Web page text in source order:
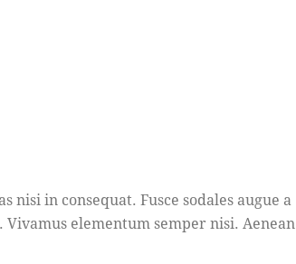
nisi in consequat. Fusce sodales augue a
elementum semper nisi. Aenean